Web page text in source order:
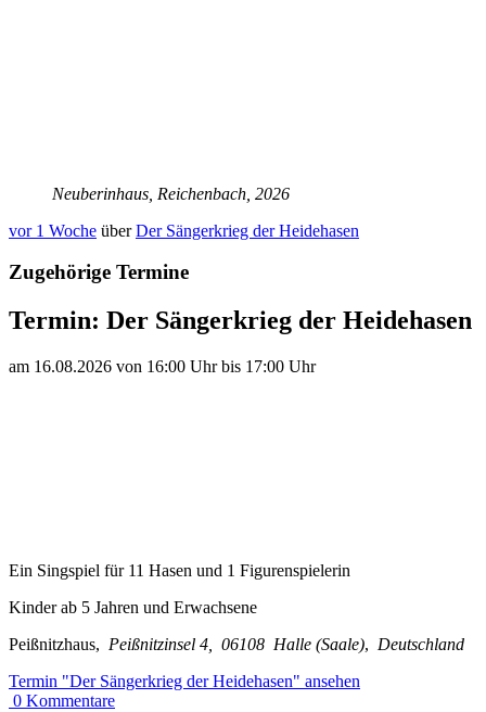
Neuberinhaus, Reichenbach, 2026
vor 1 Woche überDer Sängerkrieg der Heidehasen
Zugehörige Termine
Termin: Der Sängerkrieg der Heidehasen
am 16.08.2026 von 16:00 Uhrbis 17:00 Uhr
Ein Singspiel für 11 Hasen und 1 Figurenspielerin
Kinder ab 5 Jahren und Erwachsene
Peißnitzhaus, Peißnitzinsel 4 06108 Halle (Saale), Deutschland
Termin "Der Sängerkrieg der Heidehasen" ansehen
0 Kommentare